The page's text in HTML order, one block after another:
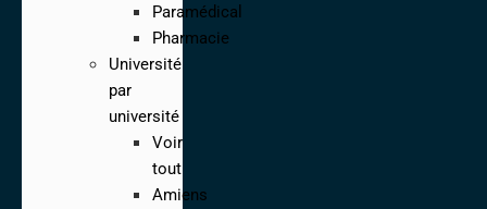
Paramédical
Pharmacie
Université
par
université
Voir
tout
Amiens